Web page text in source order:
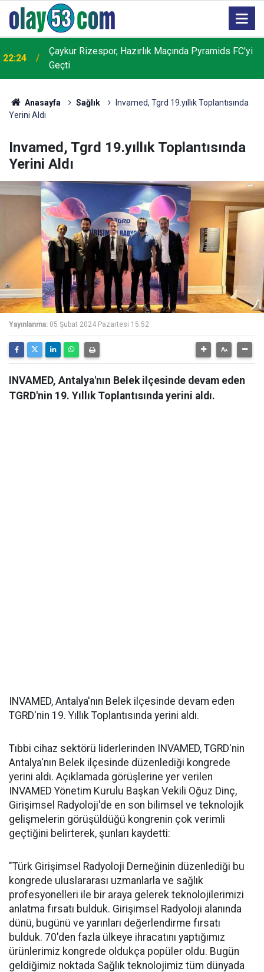
22:24
Çaykur Rizespor, Hazırlık Maçında Pyramids FC'yi
Geçti
Anasayfa Sağlık
Invamed, Tgrd 19.yıllık Toplantısında
Yerini Aldı
Invamed, Tgrd 19.yıllık Toplantısında
Yerini Aldı
Yayınlanma: 05 Şubat 2024 Pazartesi 15:52
INVAMED, Antalya'nın Belek ilçesinde devam eden
TGRD'nin 19. Yıllık Toplantısında yerini aldı.
INVAMED, Antalya'nın Belek ilçesinde devam eden
TGRD'nin 19. Yıllık Toplantısında yerini aldı.
Tıbbi cihaz sektörü liderlerinden INVAMED, TGRD'nin
Antalya'nın Belek ilçesinde düzenlediği kongrede
yerini aldı. Açıklamada görüşlerine yer verilen
INVAMED Yönetim Kurulu Başkan Vekili Oğuz Dinç,
Girişimsel Radyoloji'de en son bilimsel ve teknolojik
gelişmelerin görüşüldüğü kongrenin çok verimli
geçtiğini belirterek, şunları kaydetti:
"Türk Girişimsel Radyoloji Derneğinin düzenlediği bu
kongrede uluslararası uzmanlarla ve sağlık
profesyonelleri ile bir araya gelerek teknolojilerimizi
anlatma fırsatı bulduk. Girişimsel Radyoloji alanında
dünü, bugünü ve yarınları değerlendirme fırsatı
bulduk. 70'den fazla ülkeye ihracatını yaptığımız
ürünlerimiz kongrede oldukça popüler oldu. Bugün
geldiğimiz noktada Sağlık teknolojimiz tüm dünyada